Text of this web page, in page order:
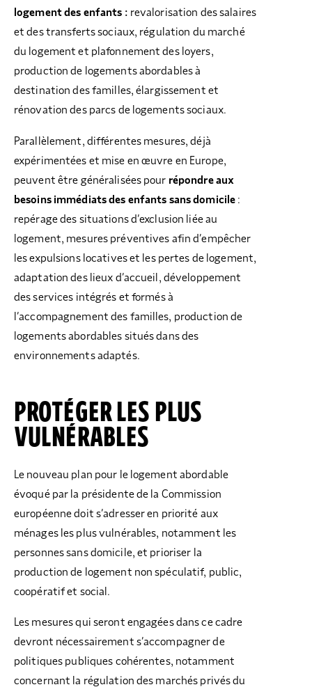
logement des enfants : revalorisation des salaires
et des transferts sociaux, régulation du marché
du logement et plafonnement des loyers,
production de logements abordables à
destination des familles, élargissement et
rénovation des parcs de logements sociaux.
Parallèlement, différentes mesures, déjà
expérimentées et mise en œuvre en Europe,
peuvent être généralisées pour répondre aux
besoins immédiats des enfants sans domicile :
repérage des situations d’exclusion liée au
logement, mesures préventives afin d’empêcher
les expulsions locatives et les pertes de logement,
adaptation des lieux d’accueil, développement
des services intégrés et formés à
l’accompagnement des familles, production de
logements abordables situés dans des
environnements adaptés.
PROTÉGER LES PLUS
VULNÉRABLES
Le nouveau plan pour le logement abordable
évoqué par la présidente de la Commission
européenne doit s’adresser en priorité aux
ménages les plus vulnérables, notamment les
personnes sans domicile, et prioriser la
production de logement non spéculatif, public,
coopératif et social.
Les mesures qui seront engagées dans ce cadre
devront nécessairement s’accompagner de
politiques publiques cohérentes, notamment
concernant la régulation des marchés privés du